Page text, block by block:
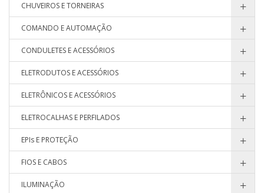
CHUVEIROS E TORNEIRAS
COMANDO E AUTOMAÇÃO
CONDULETES E ACESSÓRIOS
ELETRODUTOS E ACESSÓRIOS
ELETRÔNICOS E ACESSÓRIOS
ELETROCALHAS E PERFILADOS
EPIs E PROTEÇÃO
FIOS E CABOS
ILUMINAÇÃO